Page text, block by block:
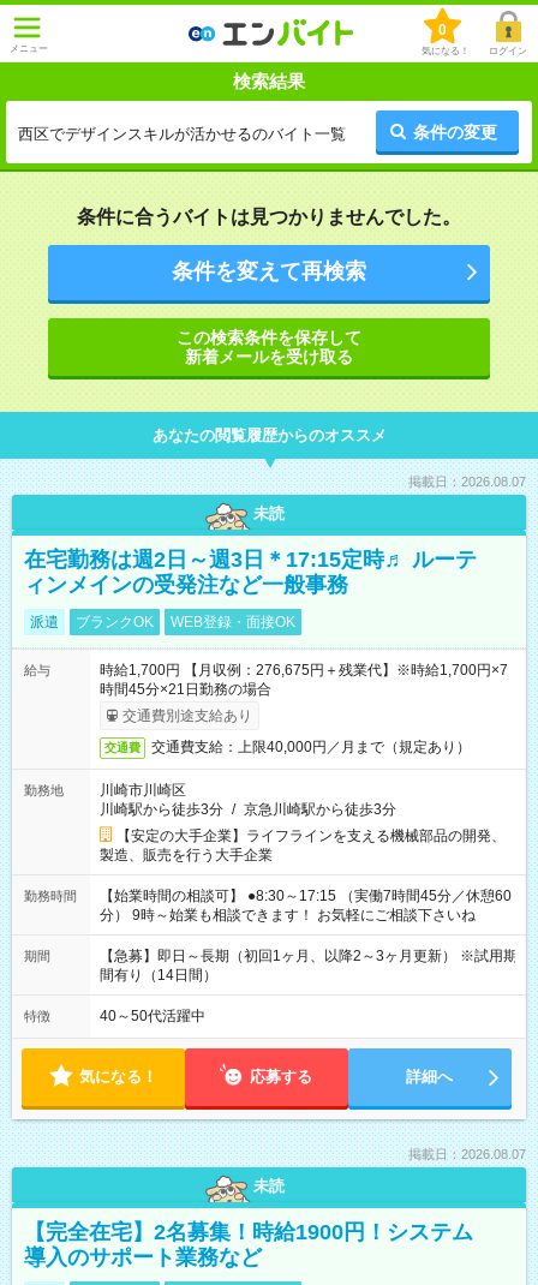
メニュー
0
気になる！ ログイン
検索結果
西区でデザインスキルが活かせるのバイト一覧 条件の変更
条件に合うバイトは見つかりませんでした。
条件を変えて再検索
この検索条件を保存して
新着メールを受け取る
あなたの閲覧履歴からのオススメ
掲載日：2026.08.07
未読
在宅勤務は週2日～週3日＊17:15定時♬ ルーテ
ィンメインの受発注など一般事務
派遣 ブランクOK WEB登録・面接OK
給与
時給1,700円 【月収例：276,675円＋残業代】※時給1,700円×7
時間45分×21日勤務の場合
交通費別途支給あり
交通費 交通費支給：上限40,000円／月まで（規定あり）
勤務地
川崎市川崎区
川崎駅から徒歩3分 / 京急川崎駅から徒歩3分
【安定の大手企業】ライフラインを支える機械部品の開発、
製造、販売を行う大手企業
勤務時間
【始業時間の相談可】 ●8:30～17:15 （実働7時間45分／休憩60
分） 9時～始業も相談できます！ お気軽にご相談下さいね
期間
【急募】即日～長期（初回1ヶ月、以降2～3ヶ月更新） ※試用期
間有り（14日間）
特徴 40～50代活躍中
気になる！ 応募する 詳細へ
掲載日：2026.08.07
未読
【完全在宅】2名募集！時給1900円！システム
導入のサポート業務など